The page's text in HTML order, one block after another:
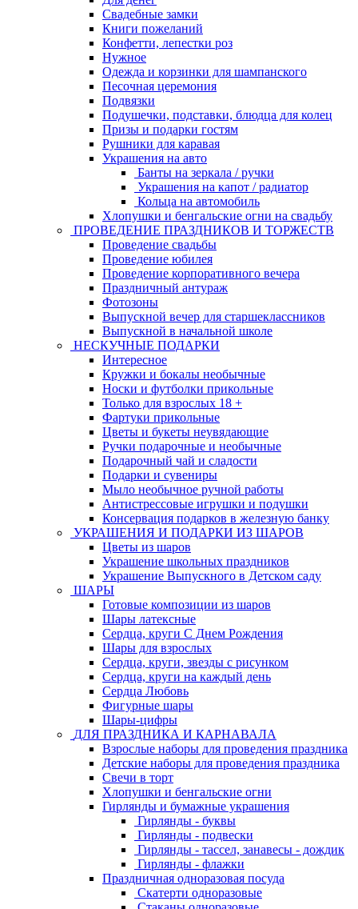
Свадебные замки
Книги пожеланий
Конфетти, лепестки роз
Нужное
Одежда и корзинки для шампанского
Песочная церемония
Подвязки
Подушечки, подставки, блюдца для колец
Призы и подарки гостям
Рушники для каравая
Украшения на авто
Банты на зеркала / ручки
Украшения на капот / радиатор
Кольца на автомобиль
Хлопушки и бенгальские огни на свадьбу
ПРОВЕДЕНИЕ ПРАЗДНИКОВ И ТОРЖЕСТВ
Проведение свадьбы
Проведение юбилея
Проведение корпоративного вечера
Праздничный антураж
Фотозоны
Выпускной вечер для старшеклассников
Выпускной в начальной школе
НЕСКУЧНЫЕ ПОДАРКИ
Интересное
Кружки и бокалы необычные
Носки и футболки прикольные
Только для взрослых 18 +
Фартуки прикольные
Цветы и букеты неувядающие
Ручки подарочные и необычные
Подарочный чай и сладости
Подарки и сувениры
Мыло необычное ручной работы
Антистрессовые игрушки и подушки
Консервация подарков в железную банку
УКРАШЕНИЯ И ПОДАРКИ ИЗ ШАРОВ
Цветы из шаров
Украшение школьных праздников
Украшение Выпускного в Детском саду
ШАРЫ
Готовые композиции из шаров
Шары латексные
Сердца, круги С Днем Рождения
Шары для взрослых
Сердца, круги, звезды с рисунком
Сердца, круги на каждый день
Сердца Любовь
Фигурные шары
Шары-цифры
ДЛЯ ПРАЗДНИКА И КАРНАВАЛА
Взрослые наборы для проведения праздника
Детские наборы для проведения праздника
Свечи в торт
Хлопушки и бенгальские огни
Гирлянды и бумажные украшения
Гирлянды - буквы
Гирлянды - подвески
Гирлянды - тассел, занавесы - дождик
Гирлянды - флажки
Праздничная одноразовая посуда
Скатерти одноразовые